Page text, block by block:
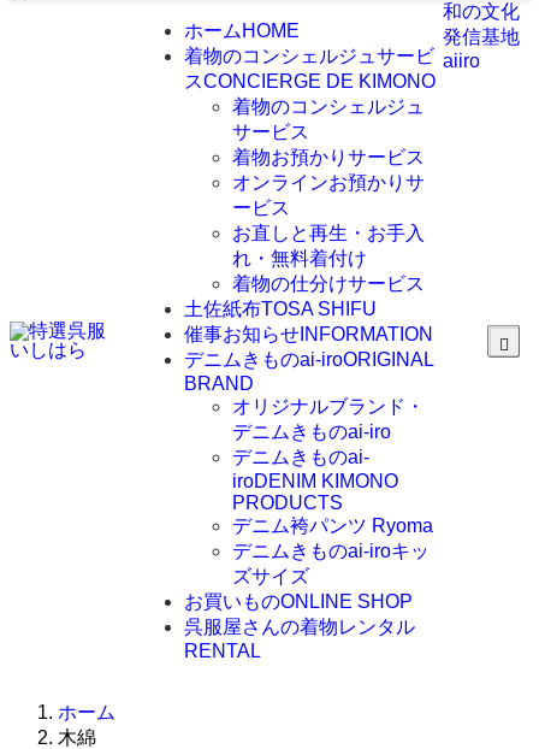
ホーム HOME
着物のコンシェルジュサービ
スCONCIERGE DE KIMONO
着物のコンシェルジュ
サービス
着物お預かりサービス
オンラインお預かりサ
ービス
お直しと再生・お手入
れ・無料着付け
着物の仕分けサービス
土佐紙布TOSA SHIFU
催事お知らせINFORMATION
デニムきものai-iroORIGINAL
BRAND
オリジナルブランド・
デニムきものai-iro
デニムきものai-
iroDENIM KIMONO
PRODUCTS
デニム袴パンツ Ryoma
デニムきものai-iroキッ
ズサイズ
お買いものONLINE SHOP
呉服屋さんの着物レンタル
RENTAL
和の文化
発信基地
aiiro
ホーム
木綿